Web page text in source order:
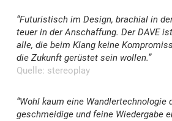
“Futuristisch im Design, brachial in
teuer in der Anschaffung. Der DAVE
alle, die beim Klang keine
die Zukunft gerüstet sein wollen.”
Quelle: stereoplay
“Wohl kaum eine
geschmeidige und feine Wiedergabe